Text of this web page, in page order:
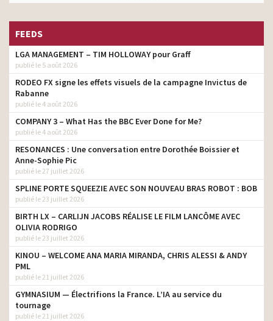
FEEDS
LGA MANAGEMENT – TIM HOLLOWAY pour Graff
publié le 5 août 2026
RODEO FX signe les effets visuels de la campagne Invictus de
Rabanne
publié le 4 août 2026
COMPANY 3 – What Has the BBC Ever Done for Me?
publié le 4 août 2026
RESONANCES : Une conversation entre Dorothée Boissier et
Anne-Sophie Pic
publié le 27 juillet 2026
SPLINE PORTE SQUEEZIE AVEC SON NOUVEAU BRAS ROBOT : BOB
publié le 23 juillet 2026
BIRTH LX – CARLIJN JACOBS RÉALISE LE FILM LANCÔME AVEC
OLIVIA RODRIGO
publié le 23 juillet 2026
KINOU – WELCOME ANA MARIA MIRANDA, CHRIS ALESSI & ANDY
PML
publié le 21 juillet 2026
GYMNASIUM — Électrifions la France. L’IA au service du
tournage
publié le 21 juillet 2026